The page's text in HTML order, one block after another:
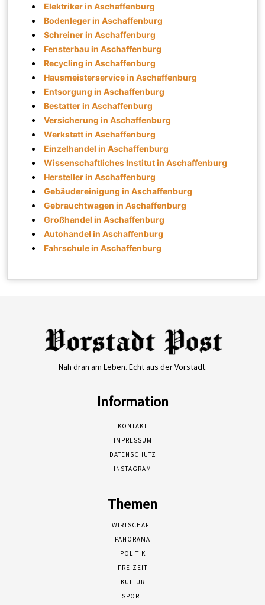
Elektriker in Aschaffenburg
Bodenleger in Aschaffenburg
Schreiner in Aschaffenburg
Fensterbau in Aschaffenburg
Recycling in Aschaffenburg
Hausmeisterservice in Aschaffenburg
Entsorgung in Aschaffenburg
Bestatter in Aschaffenburg
Versicherung in Aschaffenburg
Werkstatt in Aschaffenburg
Einzelhandel in Aschaffenburg
Wissenschaftliches Institut in Aschaffenburg
Hersteller in Aschaffenburg
Gebäudereinigung in Aschaffenburg
Gebrauchtwagen in Aschaffenburg
Großhandel in Aschaffenburg
Autohandel in Aschaffenburg
Fahrschule in Aschaffenburg
Nah dran am Leben. Echt aus der Vorstadt.
Information
KONTAKT
IMPRESSUM
DATENSCHUTZ
INSTAGRAM
Themen
WIRTSCHAFT
PANORAMA
POLITIK
FREIZEIT
KULTUR
SPORT